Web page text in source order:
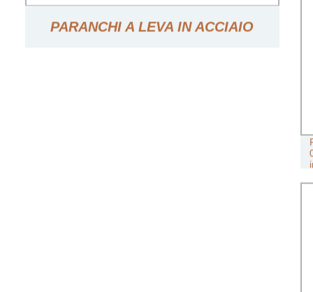
PARANCHI A LEVA IN ACCIAIO